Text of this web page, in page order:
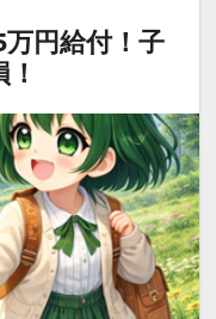
万円給付！子